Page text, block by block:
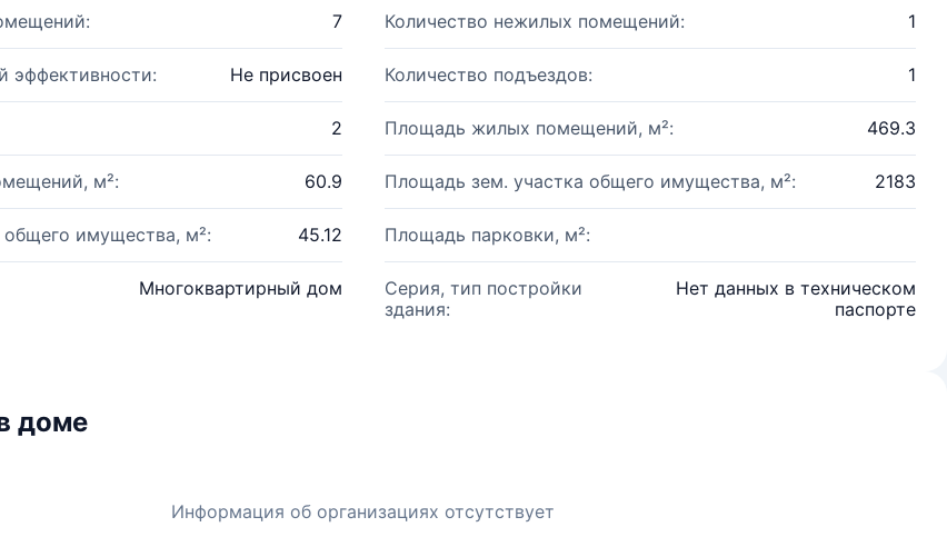
7 Количество нежилых помещений: 1
эффективности: Не присвоен Количество подъездов: 1
2 Площадь жилых помещений, м²: 469.3
м²: 60.9 Площадь зем. участка общего имущества, м²: 2183
имущества, м²: 45.12 Площадь парковки, м²:
Многоквартирный дом
Серия, тип постройки
здания:
Нет данных в техническом
паспорте
доме
Информация об организациях отсутствует